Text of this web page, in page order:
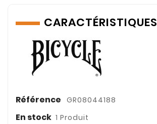
CARACTÉRISTIQUES
Référence GR08044188
En stock 1 Produit